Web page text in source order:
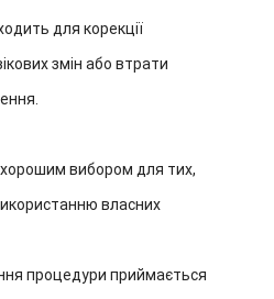
для корекції
змін або втрати
хорошим вибором для тих,
власних
процедури приймається